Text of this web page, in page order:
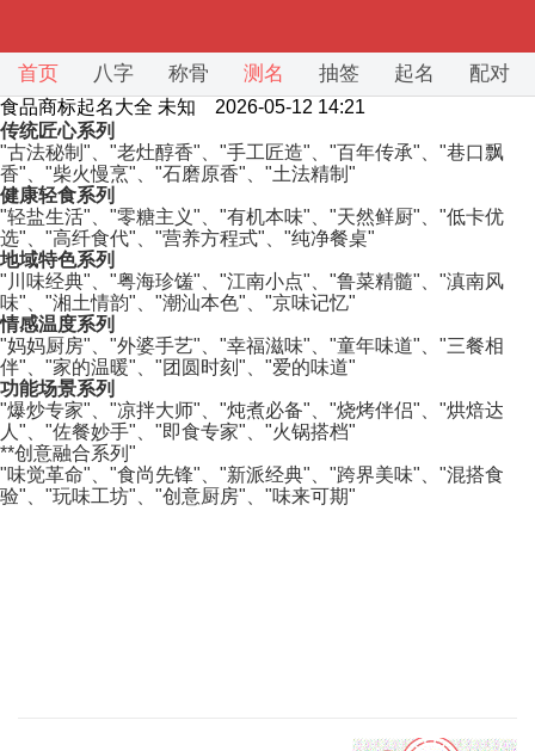
首页 八字 称骨 测名 抽签 起名 配对
食品商标起名大全 未知 2026-05-12 14:21
传统匠心系列
"古法秘制"、"老灶醇香"、"手工匠造"、"百年传承"、"巷口飘
香"、"柴火慢烹"、"石磨原香"、"土法精制"
健康轻食系列
"轻盐生活"、"零糖主义"、"有机本味"、"天然鲜厨"、"低卡优
选"、"高纤食代"、"营养方程式"、"纯净餐桌"
地域特色系列
"川味经典"、"粤海珍馐"、"江南小点"、"鲁菜精髓"、"滇南风
味"、"湘土情韵"、"潮汕本色"、"京味记忆"
情感温度系列
"妈妈厨房"、"外婆手艺"、"幸福滋味"、"童年味道"、"三餐相
伴"、"家的温暖"、"团圆时刻"、"爱的味道"
功能场景系列
"爆炒专家"、"凉拌大师"、"炖煮必备"、"烧烤伴侣"、"烘焙达
人"、"佐餐妙手"、"即食专家"、"火锅搭档"
**创意融合系列"
"味觉革命"、"食尚先锋"、"新派经典"、"跨界美味"、"混搭食
验"、"玩味工坊"、"创意厨房"、"味来可期"